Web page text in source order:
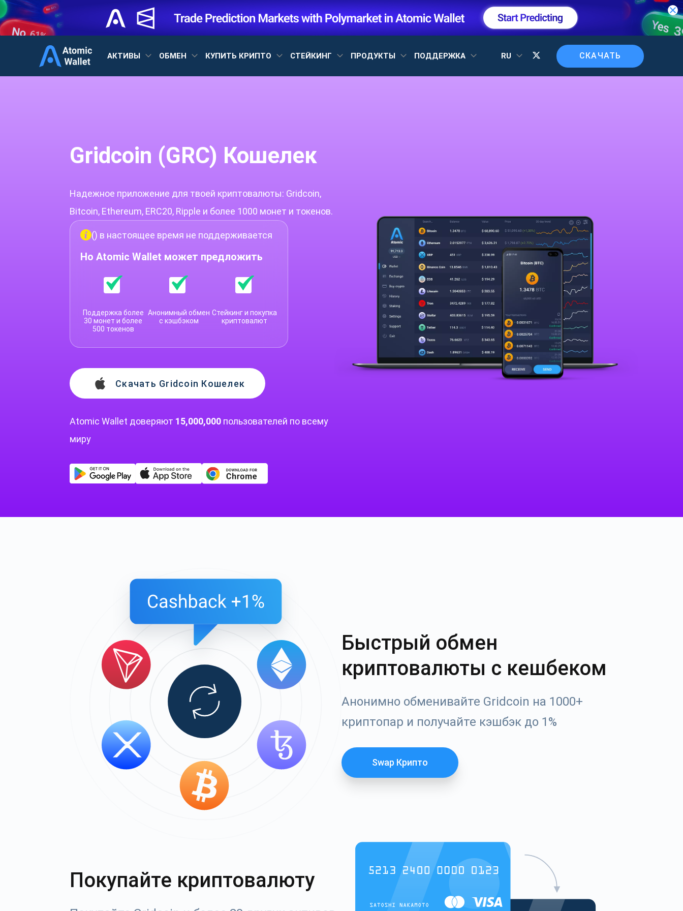
АКТИВЫ ОБМЕН КУПИТЬ КРИПТО СТЕЙКИНГ ПРОДУКТЫ ПОДДЕРЖКА RU СКАЧАТЬ
Gridcoin (GRC) Кошелек
Надежное приложение для твоей криптовалюты: Gridcoin,
Bitcoin, Ethereum, ERC20, Ripple и более 1000 монет и токенов.
() в настоящее время не поддерживается
Но Atomic Wallet может предложить
Поддержка более
30 монет и более
500 токенов
Анонимный обмен
с кэшбэком
Стейкинг и покупка
криптовалют
Скачать Gridcoin Кошелек
Atomic Wallet доверяют 15,000,000 пользователей по всему
миру
Быстрый обмен
криптовалюты с кешбеком
Анонимно обменивайте Gridcoin на 1000+
криптопар и получайте кэшбэк до 1%
Swap Крипто
Покупайте криптовалюту